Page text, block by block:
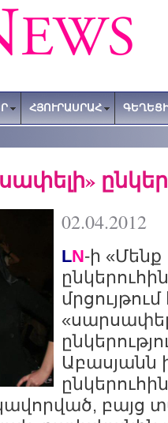
ՀՅՈՒՐԱՍՐԱՀ
02.04.2012
LN-ի «Մենք
Աբասյանն
բայց